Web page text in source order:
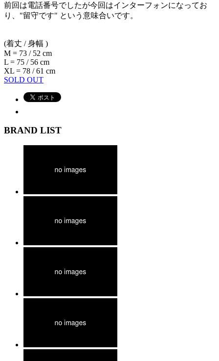
前回は電話番号でしたが今回はインターフォンになってお
り、"留守です" という意味合いです。
(着丈 / 身幅 )
M = 73 / 52 cm
L = 75 / 56 cm
XL = 78 / 61 cm
SOLD OUT
BRAND LIST